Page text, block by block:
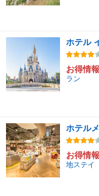
ホテル
お得情報
ラン
ホテル
お得情報
地ステイ